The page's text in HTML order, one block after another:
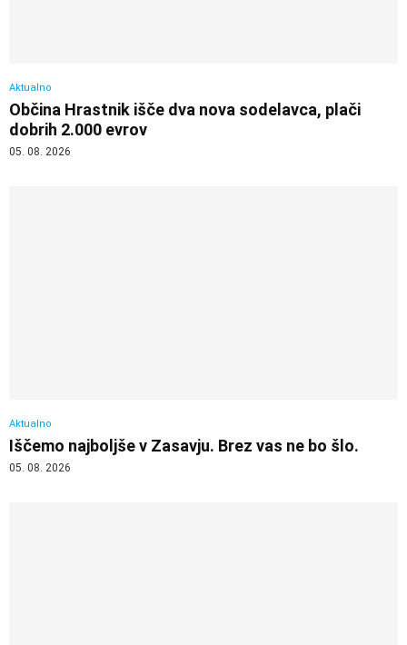
Aktualno
Občina Hrastnik išče dva nova sodelavca, plači
dobrih 2.000 evrov
05. 08. 2026
Aktualno
Iščemo najboljše v Zasavju. Brez vas ne bo šlo.
05. 08. 2026